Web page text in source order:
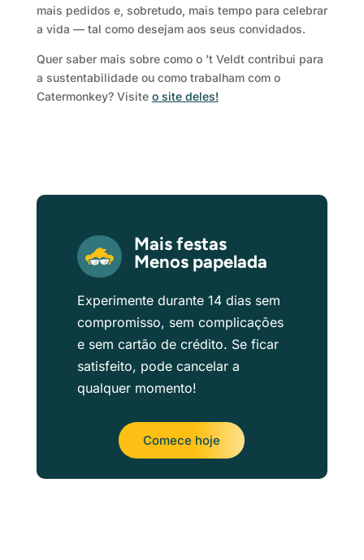
mais pedidos e, sobretudo, mais tempo para celebrar
a vida — tal como desejam aos seus convidados.
Quer saber mais sobre como o 't Veldt contribui para
a sustentabilidade ou como trabalham com o
Catermonkey? Visite o site deles!
Mais festas
Menos papelada
Experimente durante 14 dias sem
compromisso, sem complicações
e sem cartão de crédito. Se ficar
satisfeito, pode cancelar a
qualquer momento!
Comece hoje